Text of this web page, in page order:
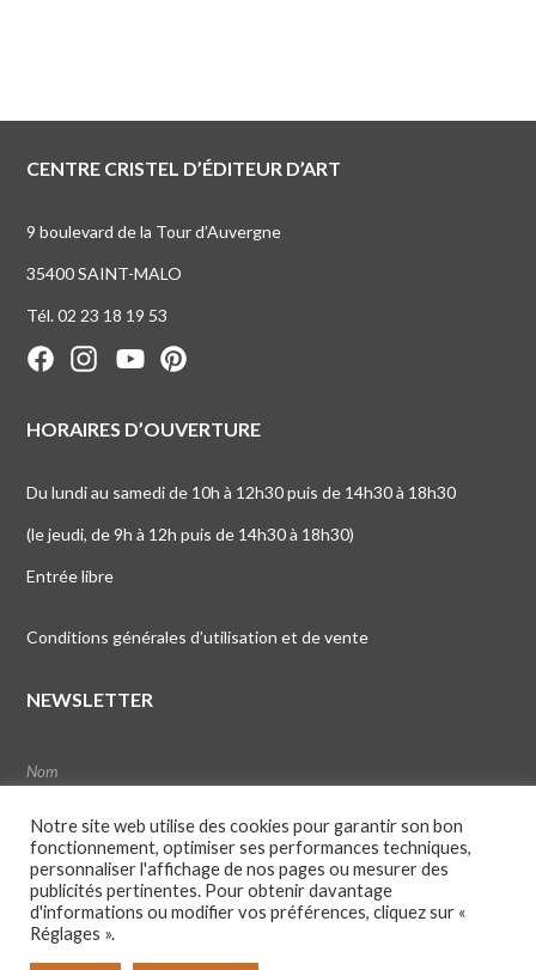
CENTRE CRISTEL D’ÉDITEUR D’ART
9 boulevard de la Tour d’Auvergne
35400 SAINT-MALO
Tél. 02 23 18 19 53
HORAIRES D’OUVERTURE
Du lundi au samedi de 10h à 12h30 puis de 14h30 à 18h30
(le jeudi, de 9h à 12h puis de 14h30 à 18h30)
Entrée libre
Conditions générales d’utilisation et de vente
NEWSLETTER
Notre site web utilise des cookies pour garantir son bon
fonctionnement, optimiser ses performances techniques,
personnaliser l'affichage de nos pages ou mesurer des
publicités pertinentes. Pour obtenir davantage
d'informations ou modifier vos préférences, cliquez sur «
Réglages ».